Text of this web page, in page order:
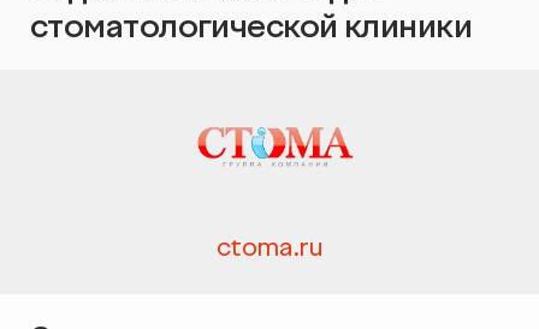
Контекстная реклама в
Яндекс.Директ
Вывод сайта из-под фильтров и санкций
Таргетированная реклама
стоматологической клиники
ctoma.ru